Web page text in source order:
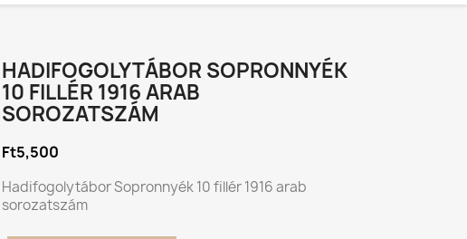
HADIFOGOLYTÁBOR SOPRONNYÉK
10 FILLÉR 1916 ARAB
SOROZATSZÁM
Ft5,500
Hadifogolytábor Sopronnyék 10 fillér 1916 arab
sorozatszám